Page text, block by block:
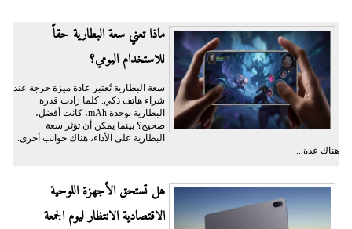
ماذا تعني سعة البطارية حقاً
للاستخدام اليومي؟
سعة البطارية تُعتبر عادة ميزة حرجة عند
شراء هاتف ذكي. كلما زادت قدرة
البطارية بوحدة mAh، كانت أفضل،
صحيح؟ بينما يمكن أن تؤثر سعة
البطارية على الأداء، هناك جوانب أخرى.
هناك عدة...
هل تستحق الأجهزة اللوحية
الاقتصادية الانتظار ليوم الجمعة